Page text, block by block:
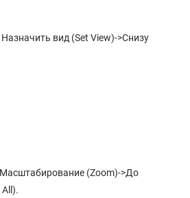
вид (Set View)->Снизу
(Zoom)->До